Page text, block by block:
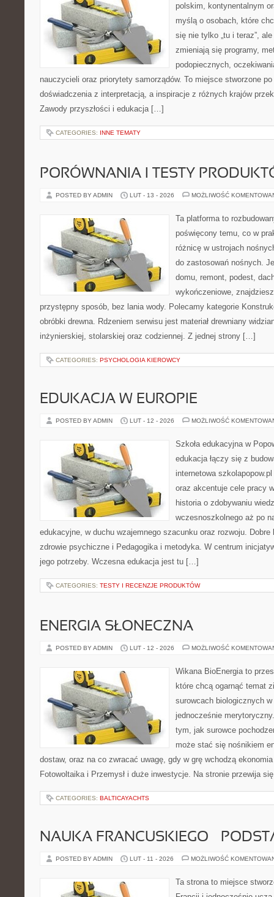
polskim, kontynentalnym
myślą o osobach, które
się nie tylko „tu i teraz”,
zmieniają się programy,
podopiecznych,
nauczycieli oraz priorytety samorządów. To miejsce stworzone
doświadczenia z interpretacją, a inspiracje z różnych krajów
Zawody przyszłości i edukacja […]
CATEGORIES: INNE TEMATY
PORÓWNANIA I TESTY
POSTED BY ADMIN LUT - 13 - 2026 MOŻLIWOŚĆ
Ta platforma to
poświęcony temu, co w
różnicę w ustrojach
do zastosowań nośnych.
domu, remont, podest,
wykończeniowe,
przystępny sposób, bez lania wody. Polecamy kategorie
obróbki drewna. Rdzeniem serwisu jest materiał drewniany
inżynierskiej, stolarskiej oraz codziennej. Z jednej strony […]
CATEGORIES: PSYCHOLOGIA KIEROWCY
EDUKACJA W EUROPIE
POSTED BY ADMIN LUT - 12 - 2026 MOŻLIWOŚĆ
Szkoła edukacyjna w
edukacja łączy się z
internetowa
oraz akcentuje cele pracy
historia o zdobywaniu
wczesnoszkolnego aż po
edukacyjne, w duchu wzajemnego szacunku oraz rozwoju.
zdrowie psychiczne i Pedagogika i metodyka. W centrum
jego potrzeby. Wczesna edukacja jest tu […]
CATEGORIES: TESTY I RECENZJE PRODUKTÓW
ENERGIA SŁONECZNA
POSTED BY ADMIN LUT - 12 - 2026 MOŻLIWOŚĆ
Wikana BioEnergia to
które chcą ogarnąć temat
surowcach biologicznych
jednocześnie
tym, jak surowce
może stać się nośnikiem
dostaw, oraz na co zwracać uwagę, gdy w grę wchodzą
Fotowoltaika i Przemysł i duże inwestycje. Na stronie przewija
CATEGORIES: BALTICAYACHTS
NAUKA FRANCUSKIEGO –
POSTED BY ADMIN LUT - 11 - 2026 MOŻLIWOŚĆ
Ta strona to miejsce